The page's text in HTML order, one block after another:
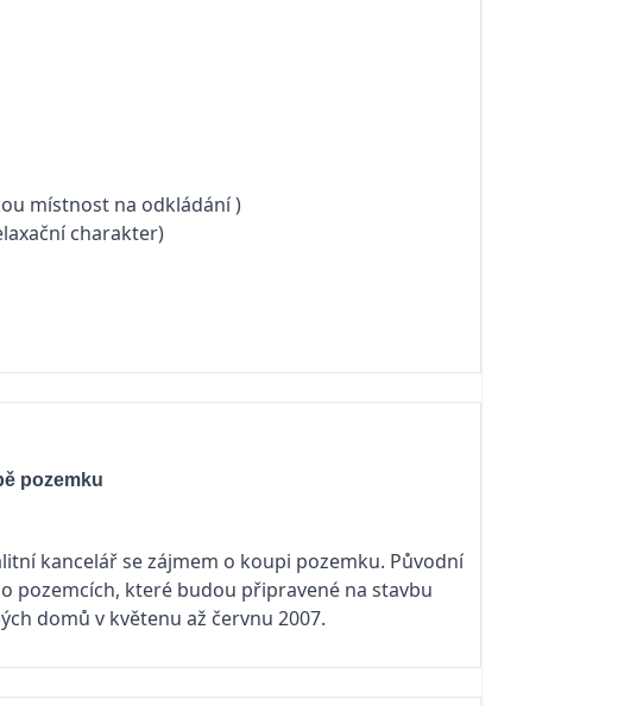
místnost na odkládání )
charakter)
pozemku
kancelář se zájmem o koupi pozemku. Původní
pozemcích, které budou připravené na stavbu
domů v květenu až červnu 2007.